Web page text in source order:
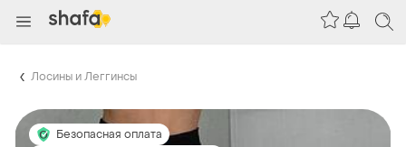
Лосины и Леггинсы
Безопасная оплата